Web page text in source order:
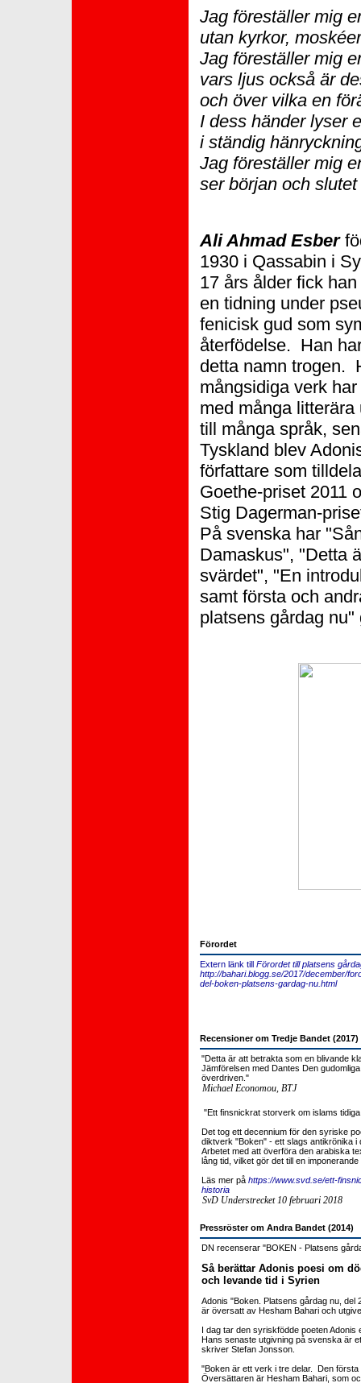
Jag föreställer mig
utan kyrkor,
Jag föreställer mig
vars ljus också är
och över vilka en
I dess händer lyser
i ständig
Jag föreställer mig
ser början och
Ali Ahmad Esber
1930 i Qassabin i
17 års ålder fick
en tidning under
fenicisk gud som
återfödelse. Han
detta namn trogen.
mångsidiga verk
med många
till många språk,
Tyskland blev
författare som
Goethe-priset 2011
Stig Dagerman-
På svenska har
Damaskus", "Detta
svärdet", "En
samt första och
platsens gårdag
Förordet
Extern länk tillFörordet till platsens
http://bahari.blogg.se/2017/december/
del-boken-platsens-gardag-nu.html
Recensioner om Tredje Bandet (2017)
"Detta är att betrakta som en blivande
Jämförelsen med Dantes Den
överdriven."
Michael Economou, BTJ
"Ett finsnickrat storverk om islams
Det tog ett decennium för den syriske
diktverk "Boken" - ett slags antikrönika
Arbetet med att överföra den arabiska
lång tid, vilket gör det till en
Läs mer påhttps://www.svd.se/ett-
historia
SvD Understrecket 10 februari 2018
Pressröster om Andra Bandet (2014)
DN recenserar "BOKEN - Platsens
Så berättar Adonis poesi om
och levande tid i Syrien
Adonis "Boken. Platsens gårdag nu, del
är översatt av Hesham Bahari och
I dag tar den syriskfödde poeten
Hans senaste utgivning på svenska är
skriver Stefan Jonsson.
"Boken är ett verk i tre delar. Den
Översättaren är Hesham Bahari, som